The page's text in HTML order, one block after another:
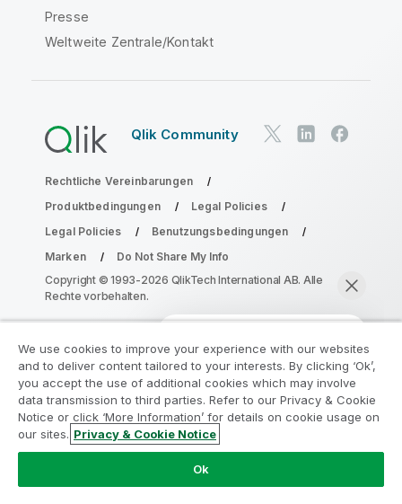
Presse
Weltweite Zentrale/Kontakt
Qlik Community
Rechtliche Vereinbarungen
Produktbedingungen
Legal Policies
Legal Policies
Benutzungsbedingungen
Marken
Do Not Share My Info
Copyright © 1993-2026 QlikTech International AB. Alle
Rechte vorbehalten.
Nehmen Sie am Analyse-
Modernisierungsprogramm teil
Modernisieren Sie mit dem Analyse-
Modernisierungsprogramm, ohne Ihre wertvollen
QlikView-Apps zu gefährden.
Informationen oder kontaktieren Sie uns:
We use cookies to improve your experience with our websites
and to deliver content tailored to your interests. By clicking ‘Ok’,
you accept the use of additional cookies which may involve
data transmission to third parties. Refer to our Privacy & Cookie
Notice or click ‘More Information’ for details on cookie usage on
our sites. Privacy & Cookie Notice
Ok